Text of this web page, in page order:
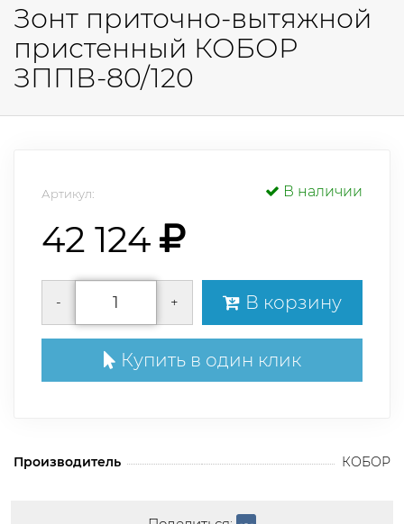
Зонт приточно-вытяжной
пристенный КОБОР
ЗППВ-80/120
Артикул: В наличии
42 124
- + В корзину
Купить в один клик
Производитель КОБОР